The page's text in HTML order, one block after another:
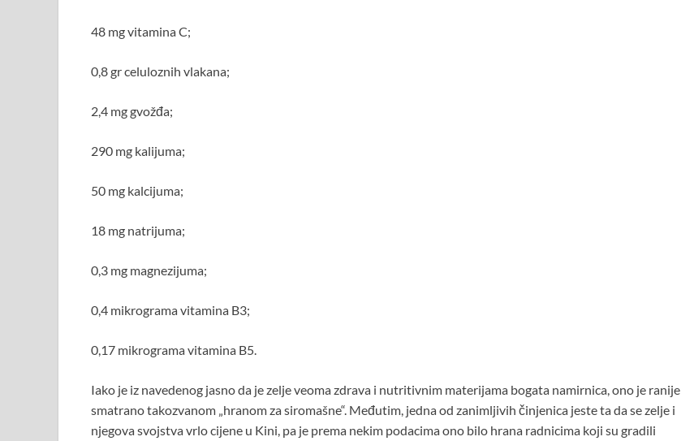
48 mg vitamina C;
0,8 gr celuloznih vlakana;
2,4 mg gvožđa;
290 mg kalijuma;
50 mg kalcijuma;
18 mg natrijuma;
0,3 mg magnezijuma;
0,4 mikrograma vitamina B3;
0,17 mikrograma vitamina B5.
Iako je iz navedenog jasno da je zelje veoma zdrava i nutritivnim materijama bogata namirnica, ono je ranije
smatrano takozvanom „hranom za siromašne“. Međutim, jedna od zanimljivih činjenica jeste ta da se zelje i
njegova svojstva vrlo cijene u Kini, pa je prema nekim podacima ono bilo hrana radnicima koji su gradili